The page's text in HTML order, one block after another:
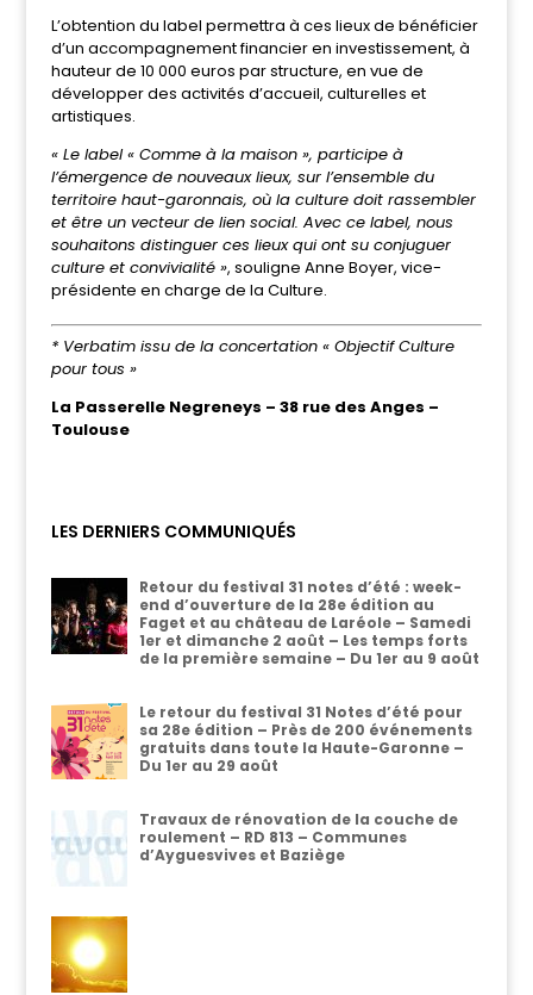
L’obtention du label permettra à ces lieux de bénéficier
d’un accompagnement financier en investissement, à
hauteur de 10 000 euros par structure, en vue de
développer des activités d’accueil, culturelles et
artistiques.
« Le label « Comme à la maison », participe à
l’émergence de nouveaux lieux, sur l’ensemble du
territoire haut-garonnais, où la culture doit rassembler
et être un vecteur de lien social. Avec ce label, nous
souhaitons distinguer ces lieux qui ont su conjuguer
culture et convivialité », souligne Anne Boyer, vice-
présidente en charge de la Culture.
* Verbatim issu de la concertation « Objectif Culture
pour tous »
La Passerelle Negreneys – 38 rue des Anges –
Toulouse
LES DERNIERS COMMUNIQUÉS
Retour du festival 31 notes d’été : week-
end d’ouverture de la 28e édition au
Faget et au château de Laréole – Samedi
1er et dimanche 2 août – Les temps forts
de la première semaine – Du 1er au 9 août
Le retour du festival 31 Notes d’été pour
sa 28e édition – Près de 200 événements
gratuits dans toute la Haute-Garonne –
Du 1er au 29 août
Travaux de rénovation de la couche de
roulement – RD 813 – Communes
d’Ayguesvives et Baziège